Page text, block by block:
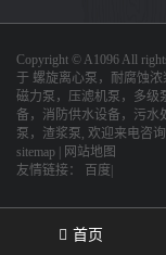
Copyright © A1096 All
于 螺旋离心泵，耐腐蚀浓
磁力泵，压滤机泵，多级
备，消防供水设备，污水
泵，渣浆泵, 欢迎来电咨询
sitemap | 网站地图
友情链接： 百度|
首页